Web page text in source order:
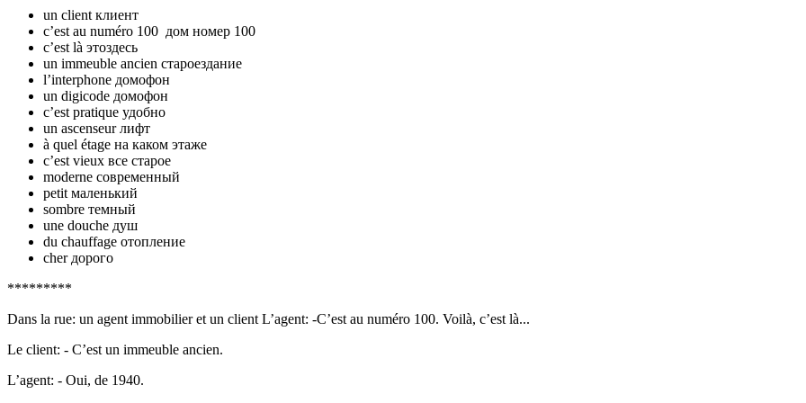
un client клиент
c’est au numéro 100 дом номер 100
c’est là этоздесь
un immeuble ancien староездание
l’interphone домофон
un digicode домофон
c’est pratique удобно
un ascenseur лифт
à quel étage на каком этаже
c’est vieux все старое
moderne современный
petit маленький
sombre темный
une douche душ
du chauffage отопление
cher дорого
*********
Dans la rue: un agent immobilier et un client L’agent: -C’est au numéro 100. Voilà, c’est là...
Le client: - C’est un immeuble ancien.
L’agent: - Oui, de 1940.